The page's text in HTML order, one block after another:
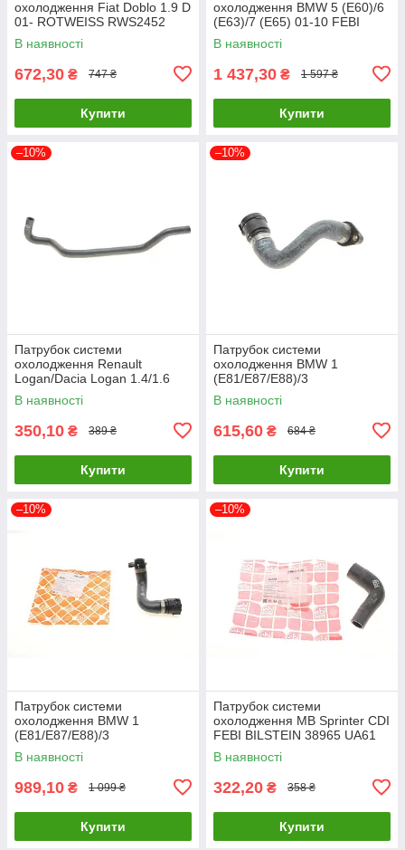
охолодження Fiat Doblo 1.9 D
01- ROTWEISS RWS2452
UA61
В наявності
672,30 ₴ 747 ₴
Купити
охолодження BMW 5 (E60)/6
(E63)/7 (E65) 01-10 FEBI
BILSTEIN 46516 UA61
В наявності
1 437,30 ₴ 1 597 ₴
Купити
–10%
Патрубок системи
охолодження Renault
Logan/Dacia Logan 1.4/1.6
04- GATES 3933 UA61
В наявності
350,10 ₴ 389 ₴
Купити
–10%
Патрубок системи
охолодження BMW 1
(E81/E87/E88)/3
(E46/E90/E91)/X3 (E83)
1.6/1.8/2.0 01-13 GATES 02-
В наявності
615,60 ₴ 684 ₴
Купити
–10%
Патрубок системи
охолодження BMW 1
(E81/E87/E88)/3
(E46/E90/E91)/X3 (E83)
1.6/1.8/2.0 01-13 49252 UA61
В наявності
989,10 ₴ 1 099 ₴
Купити
–10%
Патрубок системи
охолодження MB Sprinter CDI
FEBI BILSTEIN 38965 UA61
В наявності
322,20 ₴ 358 ₴
Купити